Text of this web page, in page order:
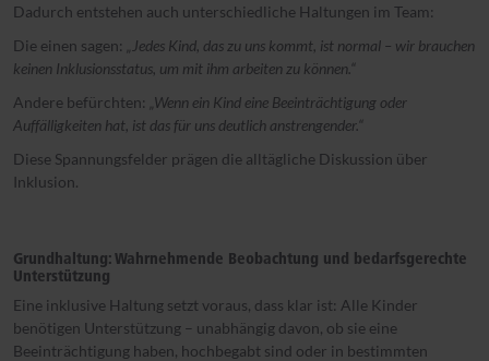
Dadurch entstehen auch unterschiedliche Haltungen im Team:
Die einen sagen:
„Jedes Kind, das zu uns kommt, ist normal – wir brauchen
keinen Inklusionsstatus, um mit ihm arbeiten zu können.“
Andere befürchten: „Wenn ein Kind eine Beeinträchtigung oder
Auffälligkeiten hat, ist das für uns deutlich anstrengender.“
Diese Spannungsfelder prägen die alltägliche Diskussion über
Inklusion.
Grundhaltung: Wahrnehmende Beobachtung und bedarfsgerechte
Unterstützung
Eine inklusive Haltung setzt voraus, dass klar ist: Alle Kinder
benötigen Unterstützung – unabhängig davon, ob sie eine
Beeinträchtigung haben, hochbegabt sind oder in bestimmten